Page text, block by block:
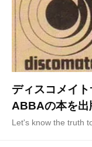
ディスコメイト
ABBAの本を出
Let's know the truth